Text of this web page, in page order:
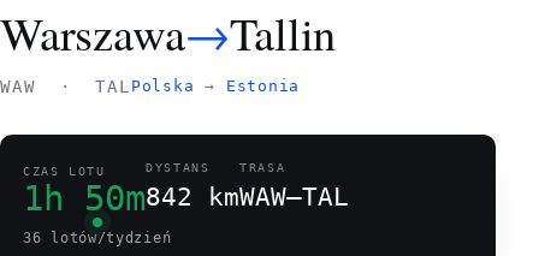
Warszawa→Tallin
WAW · TAL Polska → Estonia
CZAS LOTU
1h 50m
DYSTANS
842 km
TRASA
WAW–TAL
36 lotów/tydzień